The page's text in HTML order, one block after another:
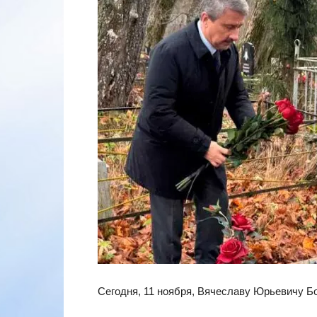
Сегодня, 11 ноября, Вячеславу Юрьевичу